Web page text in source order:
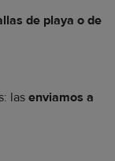
de playa o de
lasenviamos a